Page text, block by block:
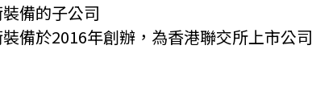
備的子公司
備於2016年創辦，為香港聯交所上市公司